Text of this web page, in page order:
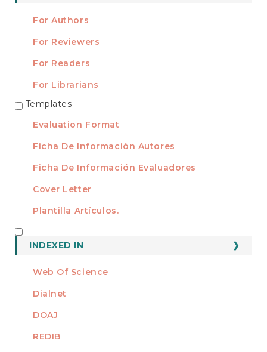
For Authors
For Reviewers
For Readers
For Librarians
TEMPLATES
Templates
Evaluation Format
Ficha De Información Autores
Ficha De Información Evaluadores
Cover Letter
Plantilla Artículos.
INDEXED IN
Web Of Science
Dialnet
DOAJ
REDIB